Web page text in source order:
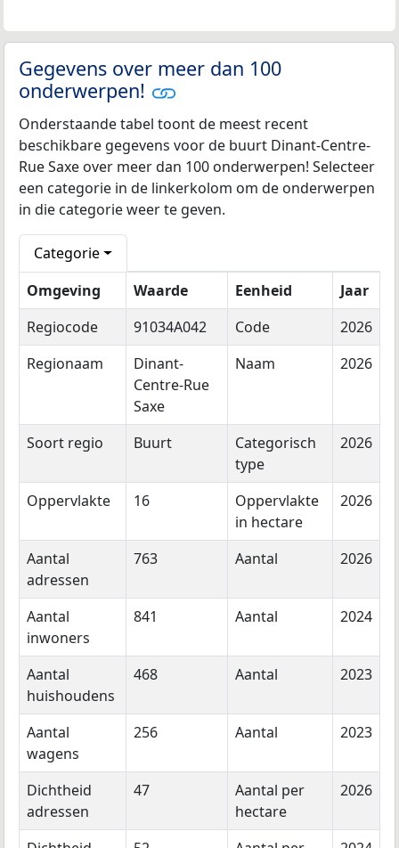
Gegevens over meer dan 100
onderwerpen!
Onderstaande tabel toont de meest recent
beschikbare gegevens voor de buurt Dinant-Centre-
Rue Saxe over meer dan 100 onderwerpen! Selecteer
een categorie in de linkerkolom om de onderwerpen
in die categorie weer te geven.
Categorie
Omgeving
Waarde Eenheid
Jaar
Regiocode
91034A042 Code
2026
Regionaam
Dinant-
Centre-Rue
Saxe
Naam 2026
Soort regio Buurt
Categorisch
type
2026
Oppervlakte 16
Oppervlakte
in hectare
2026
Aantal
adressen
763 Aantal 2026
Aantal
inwoners
841 Aantal 2024
Aantal
huishoudens
468 Aantal 2023
Aantal
wagens
256 Aantal 2023
Dichtheid
adressen
47
Aantal per
hectare
2026